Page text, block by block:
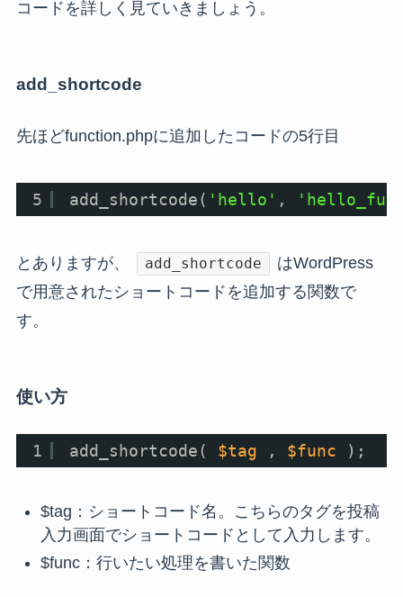
コードを詳しく見ていきましょう。
add_shortcode
先ほどfunction.phpに追加したコードの5行目
5 add_shortcode( 'hello' ,
とありますが、 add_shortcode
はWordPress
で用意されたショートコードを追加する関数で
す。
使い方
1 add_shortcode( $tag , $func );
$tag：ショートコード名。こちらのタグを投稿
入力画面でショートコードとして入力します。
$func：行いたい処理を書いた関数